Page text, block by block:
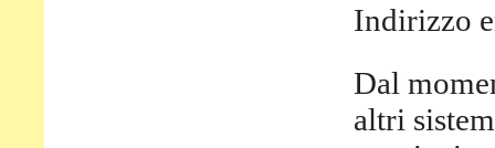
Indirizzo
Dal
altri